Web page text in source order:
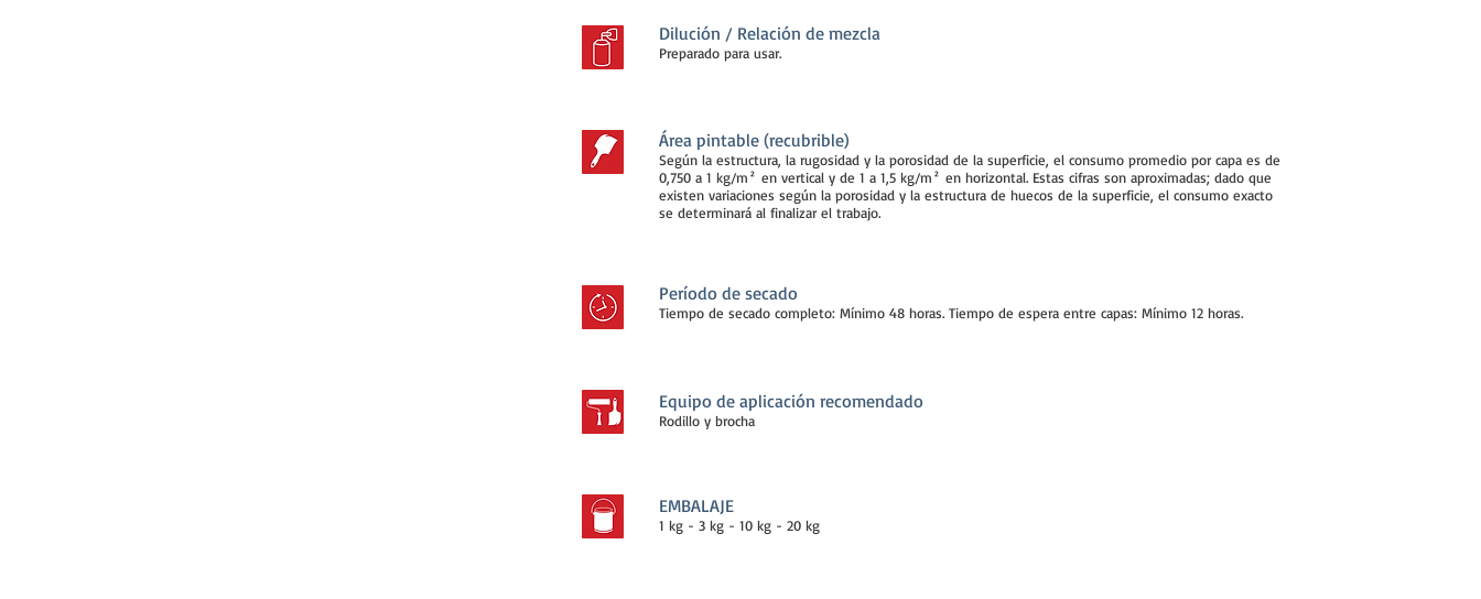
Dilución / Relación de mezcla
Preparado para usar.
Área pintable (recubrible)
Según la estructura, la rugosidad y la porosidad de la superficie, el consumo promedio por capa es de
0,750 a 1 kg/m² en vertical y de 1 a 1,5 kg/m² en horizontal. Estas cifras son aproximadas; dado que
existen variaciones según la porosidad y la estructura de huecos de la superficie, el consumo exacto
se determinará al finalizar el trabajo.
Período de secado
Tiempo de secado completo: Mínimo 48 horas. Tiempo de espera entre capas: Mínimo 12 horas.
Equipo de aplicación recomendado
Rodillo y brocha
EMBALAJE
1 kg - 3 kg - 10 kg - 20 kg